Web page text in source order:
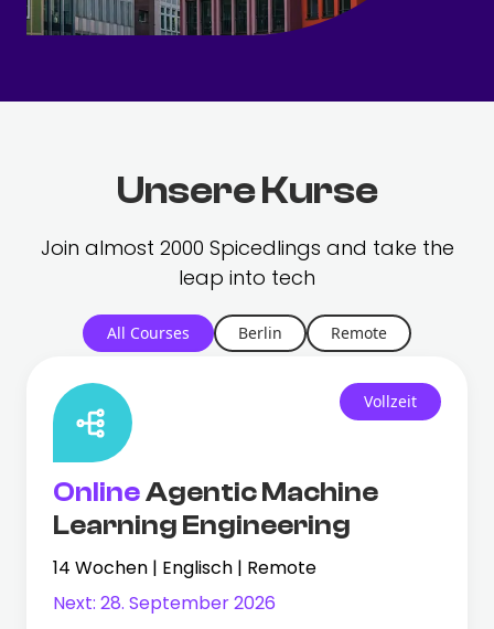
Unsere Kurse
Join almost 2000 Spicedlings and take the
leap into tech
All Courses Berlin Remote
OnlineAgentic Machine
Learning Engineering
Vollzeit
14 Wochen | Englisch | Remote
Next: 28. September 2026